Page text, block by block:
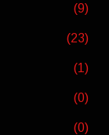
(9)
(23)
(1)
(0)
(0)